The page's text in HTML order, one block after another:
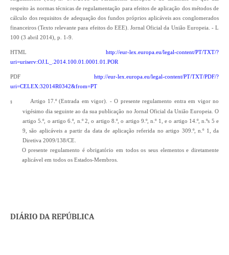
respeito às normas técnicas de regulamentação para efeitos de aplicação dos métodos de
cálculo dos requisitos de adequação dos fundos próprios aplicáveis aos conglomerados
financeiros (Texto relevante para efeitos do EEE). Jornal Oficial da União Europeia. - L
100 (3 abril 2014), p. 1-9.
HTML http://eur-lex.europa.eu/legal-content/PT/TXT/?
uri=uriserv:OJ.L_.2014.100.01.0001.01.POR
PDF http://eur-lex.europa.eu/legal-content/PT/TXT/PDF/?
uri=CELEX:32014R0342&from=PT
§
Artigo 17.º (Entrada em vigor). - O presente regulamento entra em vigor no
vigésimo dia seguinte ao da sua publicação no Jornal Oficial da União Europeia. O
artigo 5.º, o artigo 6.º, n.º 2, o artigo 8.º, o artigo 9.º, n.º 1, e o artigo 14.º, n.ºs 5 e
9, são aplicáveis a partir da data de aplicação referida no artigo 309.º, n.º 1, da
Diretiva 2009/138/CE.
O presente regulamento é obrigatório em todos os seus elementos e diretamente
aplicável em todos os Estados-Membros.
DIÁRIO DA REPÚBLICA